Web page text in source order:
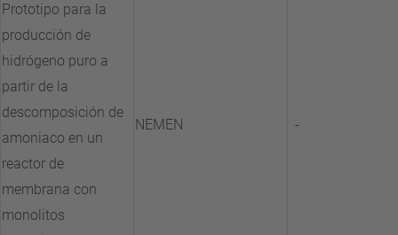
Prototipo para la
producción de
hidrógeno puro a
partir de la
descomposición de
amoniaco en un
reactor de
membrana con
monolitos
NEMEN -